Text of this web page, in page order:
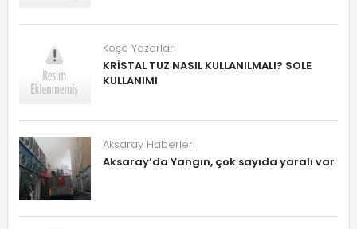
Köşe Yazarları
KRİSTAL TUZ NASIL KULLANILMALI? SOLE
KULLANIMI
Aksaray Haberleri
Aksaray’da Yangın, çok sayıda yaralı var